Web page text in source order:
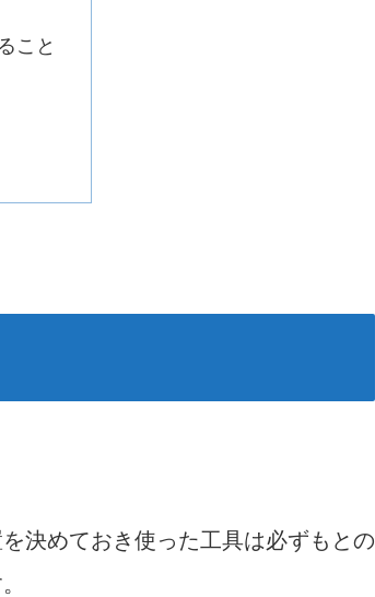
こと
決めておき使った工具は必ずもとの